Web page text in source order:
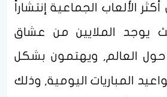
الألعاب الجماعية إنتشاراً
يوجد الملايين من عشاق
العالم, ويهتمون بشكل
المباريات اليومية, وذلك